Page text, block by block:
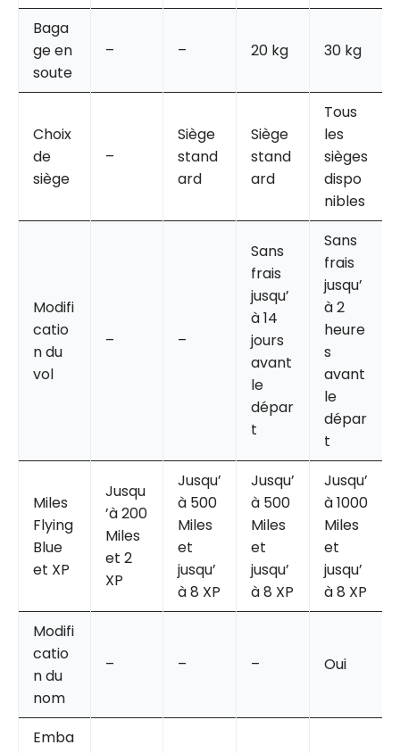
Baga
ge en
soute
– – 20 kg 30 kg
Choix
de
siège
–
Siège
stand
ard
Siège
stand
ard
Tous
les
sièges
dispo
nibles
Modifi
catio
n du
vol
– –
Sans
frais
jusqu’
à 14
jours
avant
le
dépar
t
Sans
frais
jusqu’
à 2
heure
s
avant
le
dépar
t
Miles
Flying
Blue
et XP
Jusqu
’à 200
Miles
et 2
XP
Jusqu’
à 500
Miles
et
jusqu’
à 8 XP
Jusqu’
à 500
Miles
et
jusqu’
à 8 XP
Jusqu’
à 1000
Miles
et
jusqu’
à 8 XP
Modifi
catio
n du
nom
– – – Oui
Emba